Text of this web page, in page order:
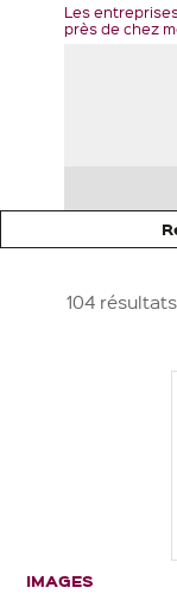
Les
près de chez
104
IMAGES